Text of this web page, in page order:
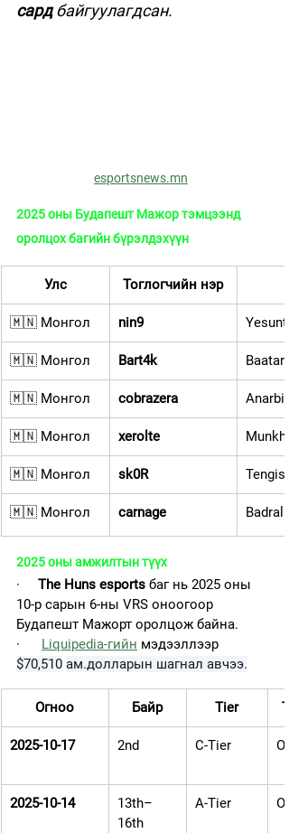
сард байгуулагдсан.
esportsnews.mn
2025 оны Будапешт Мажор тэмцээнд
оролцох багийн бүрэлдэхүүн
Улс Тоглогчийн нэр
🇲🇳 Монгол nin9
🇲🇳 Монгол Bart4k
🇲🇳 Монгол cobrazera
🇲🇳 Монгол xerolte
🇲🇳 Монгол sk0R Tengis
🇲🇳 Монгол carnage Badral
2025 оны амжилтын түүх
· The Huns esports баг нь 2025 оны
10-р сарын 6-ны VRS оноогоор
Будапешт Мажорт оролцож байна.
·
Liquipedia-гийн мэдээллээр
$70,510 ам.долларын шагнал авчээ.
Огноо Байр Tier
2025-10-17 2nd C-Tier
2025-10-14
13th–
16th
A-Tier